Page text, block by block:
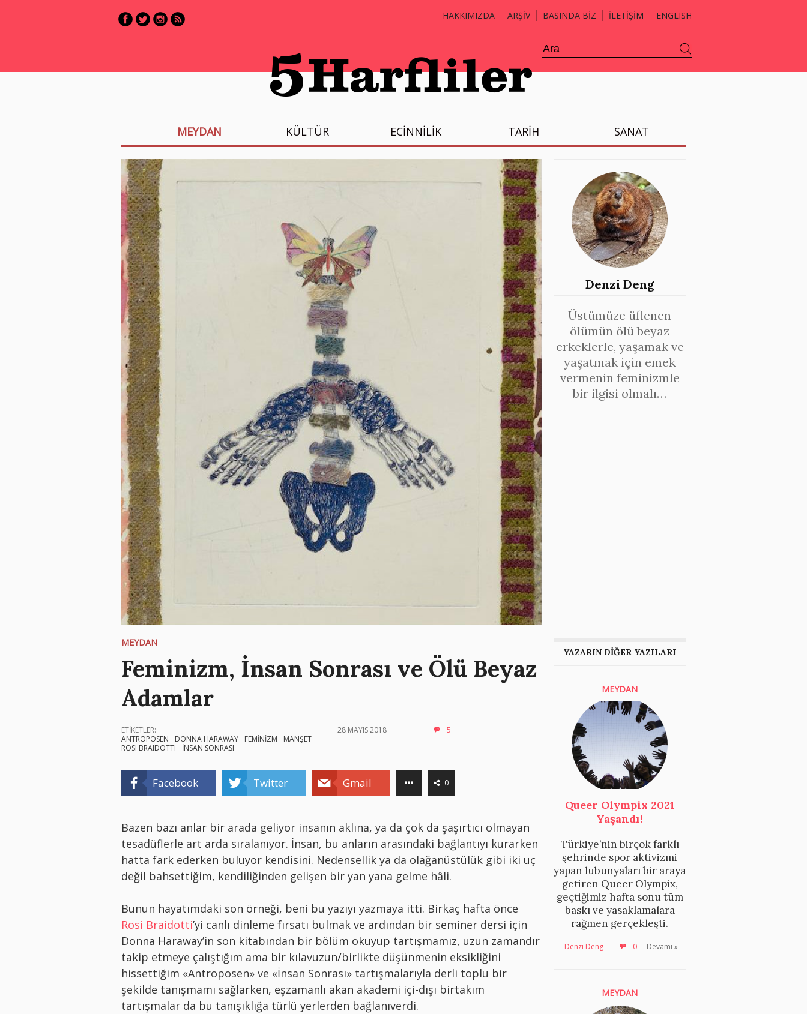
HAKKIMIZDA ARŞİV BASINDA BİZ İLETİŞİM ENGLISH
MEYDAN KÜLTÜR ECİNNİLİK TARİH SANAT
Denzi Deng
Üstümüze üflenen
ölümün ölü beyaz
erkeklerle, yaşamak ve
yaşatmak için emek
vermenin feminizmle
bir ilgisi olmalı…
MEYDAN
Feminizm, İnsan Sonrası ve Ölü Beyaz
Adamlar
ETİKETLER:
ANTROPOSEN
DONNA HARAWAY FEMİNİZM
MANŞET
ROSI BRAIDOTTI
İNSAN SONRASI
28 MAYIS 2018 5
Facebook Twitter Gmail 0
Bazen bazı anlar bir arada geliyor insanın aklına, ya da çok da şaşırtıcı olmayan
tesadüflerle art arda sıralanıyor. İnsan, bu anların arasındaki bağlantıyı kurarken
hatta fark ederken buluyor kendisini. Nedensellik ya da olağanüstülük gibi iki uç
değil bahsettiğim, kendiliğinden gelişen bir yan yana gelme hâli.
Bunun hayatımdaki son örneği, beni bu yazıyı yazmaya itti. Birkaç hafta önce
Rosi Braidotti’yi canlı dinleme fırsatı bulmak ve ardından bir seminer dersi için
Donna Haraway’in son kitabından bir bölüm okuyup tartışmamız, uzun zamandır
takip etmeye çalıştığım ama bir kılavuzun/birlikte düşünmenin eksikliğini
hissettiğim «Antroposen» ve «İnsan Sonrası» tartışmalarıyla derli toplu bir
şekilde tanışmamı sağlarken, eşzamanlı akan akademi içi-dışı birtakım
tartışmalar da bu tanışıklığa türlü yerlerden bağlanıverdi.
YAZARIN DİĞER YAZILARI
MEYDAN
Queer Olympix 2021
Yaşandı!
Türkiye’nin birçok farklı
şehrinde spor aktivizmi
yapan lubunyaları bir araya
getiren Queer Olympix,
geçtiğimiz hafta sonu tüm
baskı ve yasaklamalara
rağmen gerçekleşti.
Denzi Deng 0 Devamı »
MEYDAN